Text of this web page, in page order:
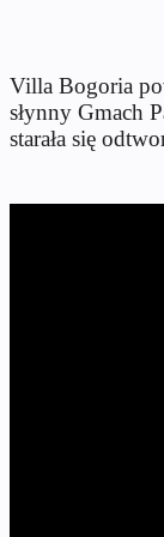
Villa Bogoria
słynny Gmach
starała się